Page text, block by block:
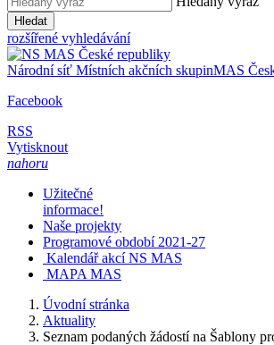
Hledat
rozšířené vyhledávání
Národní síť Místních akčních skupinMAS
Facebook
RSS
Vytisknout
nahoru
Užitečné
informace!
Naše projekty
Programové období 2021-27
Kalendář akcí NS MAS
MAPA MAS
Úvodní stránka
Aktuality
Seznam podaných žádostí na Šablony